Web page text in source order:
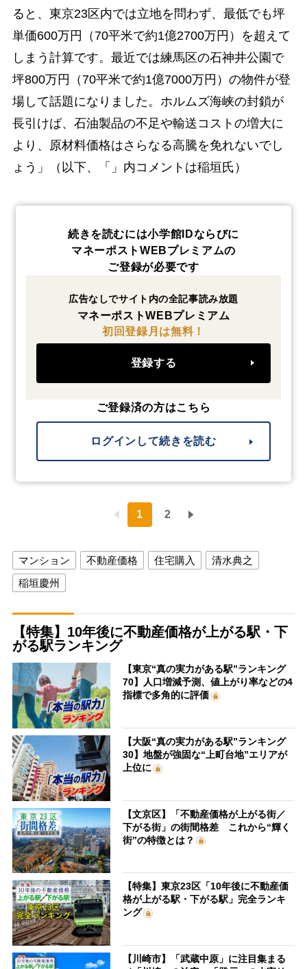
ると、東京23区内では立地を問わず、最低でも坪
単価600万円（70平米で約1億2700万円）を超えて
しまう計算です。最近では練馬区の石神井公園で
坪800万円（70平米で約1億7000万円）の物件が登
場して話題になりました。ホルムズ海峡の封鎖が
長引けば、石油製品の不足や輸送コストの増大に
より、原材料価格はさらなる高騰を免れないでし
ょう」（以下、「」内コメントは稲垣氏）
続きを読むには小学館IDならびに
マネーポストWEBプレミアムの
ご登録が必要です
広告なしでサイト内の全記事読み放題
マネーポストWEBプレミアム
初回登録月は無料！
登録する
ご登録済の方はこちら
ログインして続きを読む
1 2
マンション 不動産価格 住宅購入
清水典之
稲垣慶州
【特集】10年後に不動産価格が上がる駅・下
がる駅ランキング
【東京“真の実力がある駅”ランキング
70】人口増減予測、値上がり率などの4
指標で多角的に評価
【大阪“真の実力がある駅”ランキング
30】地盤が強固な“上町台地”エリアが
上位に
【文京区】「不動産価格が上がる街／
下がる街」の街間格差 これから“輝く
街”の特徴とは？
【特集】東京23区「10年後に不動産価
格が上がる駅・下がる駅」完全ランキ
ング
【川崎市】「武蔵中原」に注目集まる